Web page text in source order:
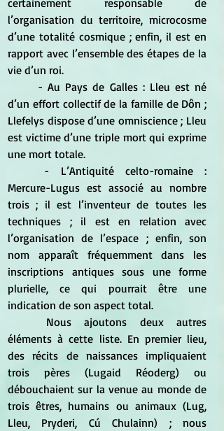
l’organisation du territoire, microcosme
d’une totalité cosmique ; enfin, il est en
rapport avec l’ensemble des étapes de la
vie d’un roi.
d’un effort collectif de la famille de Dôn ;
Llefelys dispose d’une omniscience ; Lleu
est victime d’une triple mort qui exprime
une mort totale.
Mercure-Lugus est associé au nombre
trois ; il est l’inventeur de toutes les
techniques ; il est en relation avec
l’organisation de l’espace ; enfin, son
nom apparaît fréquemment dans les
inscriptions antiques sous une forme
plurielle, ce qui pourrait être une
indication de son aspect total.
éléments à cette liste. En premier lieu,
des récits de naissances impliquaient
trois pères (Lugaid Réoderg) ou
débouchaient sur la venue au monde de
trois êtres, humains ou animaux (Lug,
Lleu, Pryderi, Cú Chulainn) ; nous